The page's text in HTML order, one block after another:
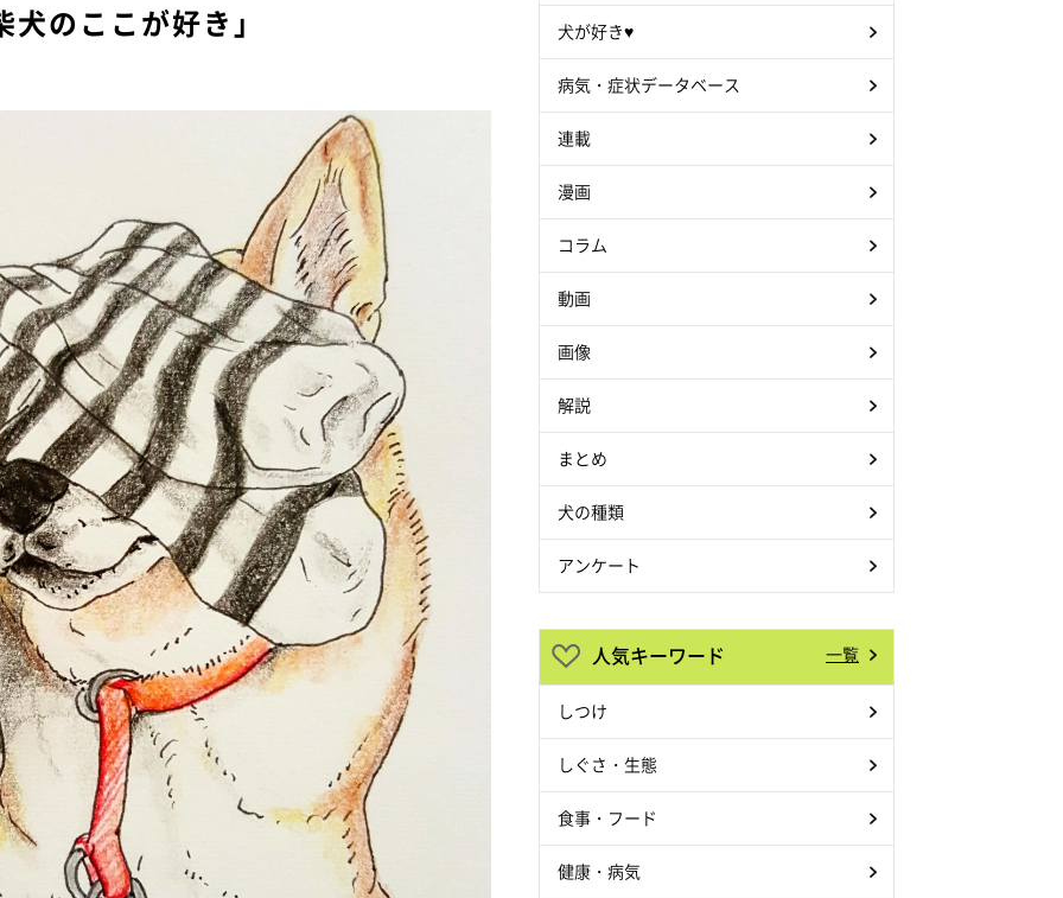
のここが好き」 犬が好き♥
病気・症状データベース
連載
漫画
コラム
動画
画像
解説
まとめ
犬の種類
アンケート
人気キーワード 一覧
しつけ
しぐさ・生態
食事・フード
健康・病気